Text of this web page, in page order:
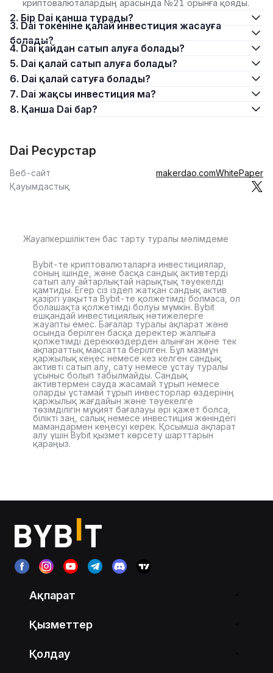
криптовалюталардың арасында №21 орынға қояды.
2. Бір Dai қанша тұрады?
3. Dai токеніне қалай инвестиция жасауға
болады?
4. Dai қайдан сатып алуға болады?
5. Dai қалай сатып алуға болады?
6. Dai қалай сатуға болады?
7. Dai жақсы инвестиция ма?
8. Қанша Dai бар?
Dai Ресурстар
Веб-сайт makerdao.comWhitePaper
Қауымдастық
Жауапкершіліктен бас тарту туралы мәлімдеме
Bybit-те криптовалюталарға инвестициялар,
соның ішінде, және басқа сандық активтерді
сатып алу айтарлықтай нарықтық тәуекелді
қамтиды. Егер сіз іздеп жатқан сандық актив
қазіргі уақытта Bybit-те қолжетімді болмаса, ол
болашақта қолжетімді болуы мүмкін. Bybit
ешқандай инвестициялық нәтижелерге
жауапты емес. Бағалар туралы ақпарат және
осында берілген басқа деректер жалпыға
қолжетімді дереккөздерден алынған және тек
ақпараттық мақсатта берілген. Бұл мазмұн
қаржылық кеңес немесе кез келген сандық
активті сатып алу, сату немесе ұстау туралы
ұсыныс болып табылмайды. Сандық
активтермен сауда жасамай тұрып немесе
оларды ұстамай тұрып инвесторлар өздерінің
қаржылық жағдайын және тәуекелге
төзімділігін мұқият бағалауы әрі қажет болса,
білікті заң, салық немесе инвестиция жөніндегі
мамандармен кеңесуі керек. Қосымша ақпарат
алу үшін Bybit қызмет көрсету шарттарын
қараңыз.
Ақпарат
Қызметтер
Қолдау